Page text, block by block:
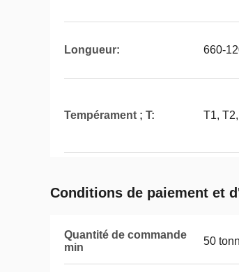
Longueur: 660-
Tempérament ; T: T1,
Conditions de paiement et
Quantité de commande
min
50